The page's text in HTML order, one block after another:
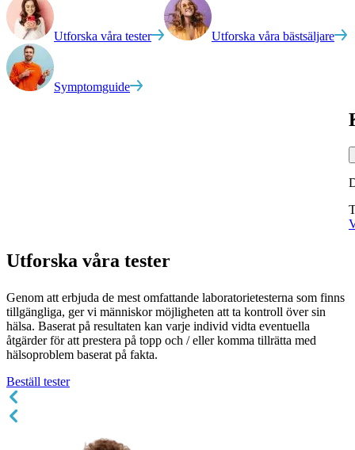
Utforska våra tester Utforska våra bästsäljare
Symptomguide
Utforska våra tester
Genom att erbjuda de mest omfattande laboratorietesterna som finns
tillgängliga, ger vi människor möjligheten att ta kontroll över sin
hälsa. Baserat på resultaten kan varje individ vidta eventuella
åtgärder för att prestera på topp och / eller komma tillrätta med
hälsoproblem baserat på fakta.
Beställ tester